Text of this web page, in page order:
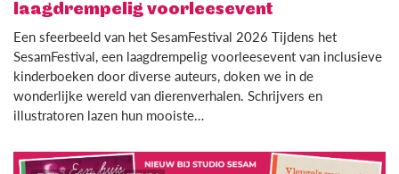
laagdrempelig voorleesevent
Een sfeerbeeld van het SesamFestival 2026 Tijdens het
SesamFestival, een laagdrempelig voorleesevent van inclusieve
kinderboeken door diverse auteurs, doken we in de
wonderlijke wereld van dierenverhalen. Schrijvers en
illustratoren lazen hun mooiste…